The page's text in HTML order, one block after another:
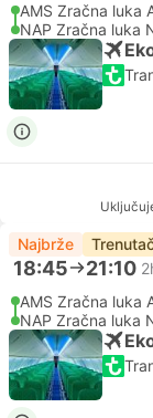
AMS Zračna luka
NAP Zračna luka
Najbrže
18:45 21:10
AMS Zračna luka
NAP Zračna luka